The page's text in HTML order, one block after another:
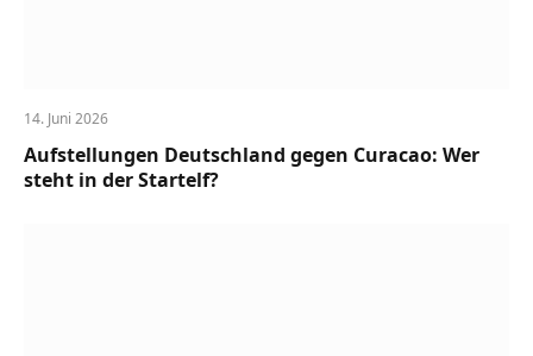
14. Juni 2026
Aufstellungen Deutschland gegen Curacao: Wer
steht in der Startelf?